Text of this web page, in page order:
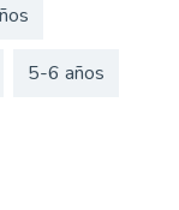
5-6 años